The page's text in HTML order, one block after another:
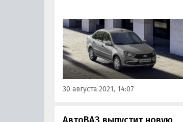
под названием Classic Light.
Оснащать такой седан будут
младшим восьмиклапанным
двигателем, а его стоимость, по
слухам, составит 503 900 рублей.
30 августа 2021, 14:07